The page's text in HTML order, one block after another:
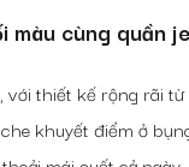
màu cùng quần
với thiết kế rộng rãi
khuyết điểm ở